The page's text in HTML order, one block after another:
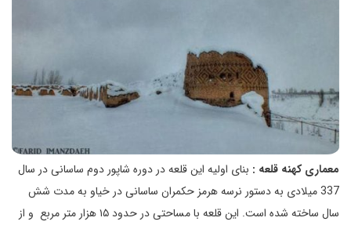
معماری کهنه قلعه : بنای اولیه این قلعه در دوره شاپور دوم ساسانی در سال
337 میلادی به دستور نرسه هرمز حکمران ساسانی در خیاو به مدت شش
سال ساخته شده است. این قلعه با مساحتی در حدود ۱۵ هزار متر مربع و از